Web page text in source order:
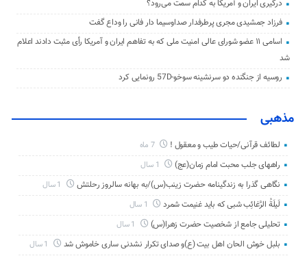
درگیری ایران و آمریکا به کدام سمت می‌رود؟
فرزاد جمشیدی مجری پرطرفدار صداوسیما دار فانی را وداع گفت
اسامی ۱۱ عضو شورای عالی امنیت ملی که به تفاهم ایران و آمریکا رأی مثبت دادند اعلام
شد
روسیه از جنگنده دو سرنشینه سوخو-57D رونمایی کرد
مذهبی
لطائف قرآنی/حیات طیب و معقول ! 7 ماه
راههای جلب محبت امام زمان(عج)
نگاهی گذرا به زندگینامه حضرت زینب(س)/به بهانه سالروز رحلتش
لَیلَةُ الرَّغائِب شبی که باید غنیمت شمرد
تحلیلی جامع از شخصیت حضرت زهرا(س)
بلبل خوش الحان اهل بیت (ع)و صدای تکرار نشدنی ساری خاموش شد